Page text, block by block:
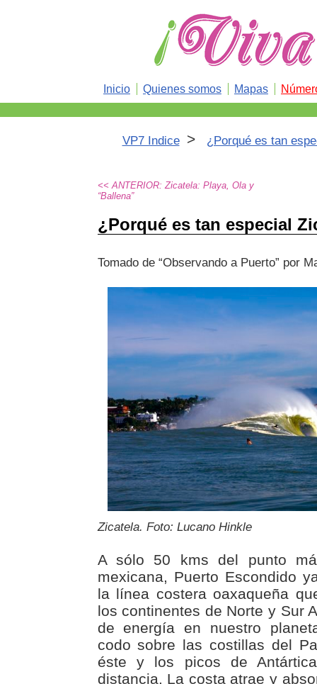
Inicio Quienes somos Mapas
VP7 Indice > ¿Porqué es tan
<< ANTERIOR: Zicatela: Playa, Ola y
“Ballena”
¿Porqué es tan especial
Tomado de “Observando a Puerto” por
Zicatela. Foto: Lucano Hinkle
A sólo 50 kms del punto
mexicana, Puerto Escondido
la línea costera oaxaqueña
los continentes de Norte y Sur
de energía en nuestro
codo sobre las costillas del
éste y los picos de
distancia. La costa atrae y